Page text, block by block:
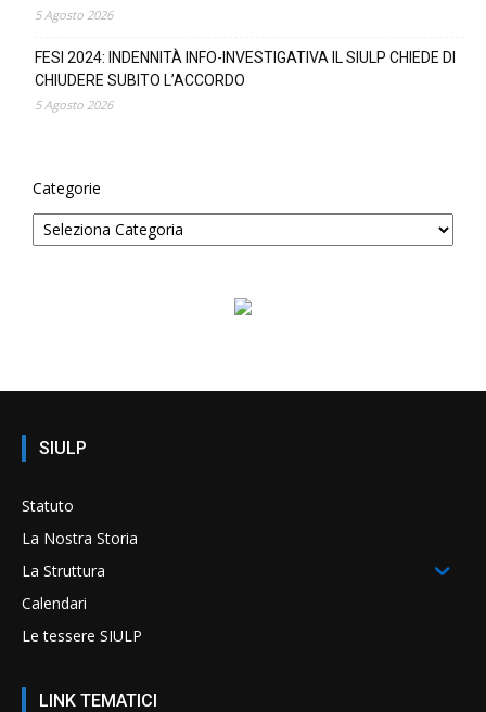
5 Agosto 2026
FESI 2024: INDENNITÀ INFO-INVESTIGATIVA IL SIULP CHIEDE DI
CHIUDERE SUBITO L’ACCORDO
5 Agosto 2026
Categorie
SIULP
Statuto
La Nostra Storia
La Struttura
Calendari
Le tessere SIULP
LINK TEMATICI